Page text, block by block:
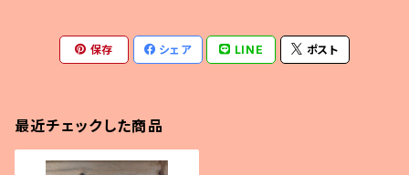
保存 シェア LINE ポスト
最近チェックした商品